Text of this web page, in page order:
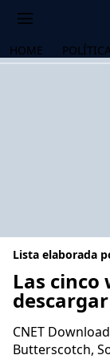
HOME
Lista elaborada
Las cinco
CNET
Butterscotch,